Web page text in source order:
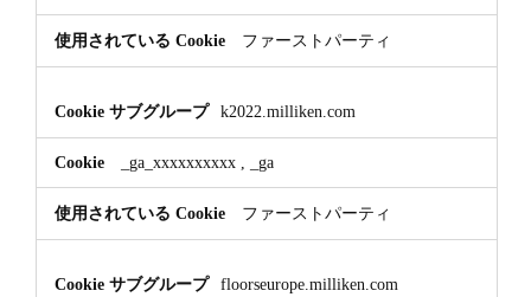
ファーストパーティ
k2022.milliken.com
_ga_xxxxxxxxxx _ga
ファーストパーティ
floorseurope.milliken.com